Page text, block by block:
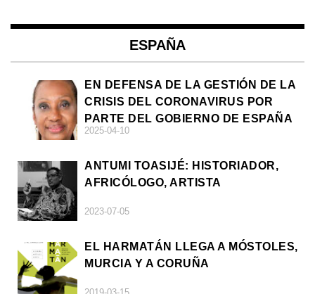
ESPAÑA
EN DEFENSA DE LA GESTIÓN DE LA
CRISIS DEL CORONAVIRUS POR
PARTE DEL GOBIERNO DE ESPAÑA
2025-04-10
ANTUMI TOASIJÉ: HISTORIADOR,
AFRICÓLOGO, ARTISTA
2023-07-05
EL HARMATÁN LLEGA A MÓSTOLES,
MURCIA Y A CORUÑA